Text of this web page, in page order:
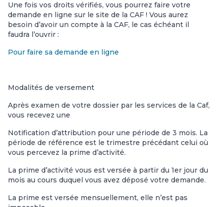
Une fois vos droits vérifiés, vous pourrez faire votre
demande en ligne sur le site de la CAF ! Vous aurez
besoin d’avoir un compte à la CAF, le cas échéant il
faudra l’ouvrir :
Pour faire sa demande en ligne
Modalités de versement
Après examen de votre dossier par les services de la Caf,
vous recevez une
Notification d’attribution pour une période de 3 mois. La
période de référence est le trimestre précédant celui où
vous percevez la prime d’activité.
La prime d’activité vous est versée à partir du 1er jour du
mois au cours duquel vous avez déposé votre demande.
La prime est versée mensuellement, elle n’est pas